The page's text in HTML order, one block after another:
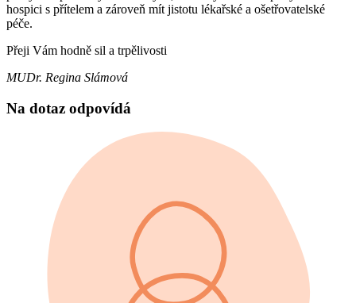
hospici s přítelem a zároveň mít jistotu lékařské a ošetřovatelské
péče.
Přeji Vám hodně sil a trpělivosti
MUDr. Regina Slámová
Na dotaz odpovídá